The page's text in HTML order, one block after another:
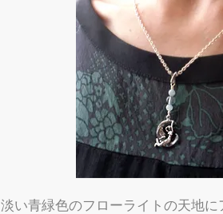
淡い青緑色のフローライトの天地